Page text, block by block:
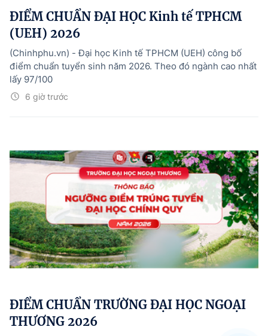
ĐIỂM CHUẨN ĐẠI HỌC Kinh tế TPHCM
(UEH) 2026
6 giờ trước
(Chinhphu.vn) - Đại học Kinh tế TPHCM (UEH) công bố
điểm chuẩn tuyển sinh năm 2026. Theo đó ngành cao nhất
lấy 97/100
ĐIỂM CHUẨN TRƯỜNG ĐẠI HỌC NGOẠI
THƯƠNG 2026